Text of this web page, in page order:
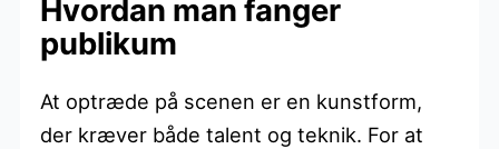
Hvordan man fanger
publikum
At optræde på scenen er en kunstform,
der kræver både talent og teknik. For at